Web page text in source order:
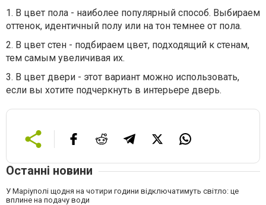
1. В цвет пола - наиболее популярный способ. Выбираем
оттенок, идентичный полу или на тон темнее от пола.
2. В цвет стен - подбираем цвет, подходящий к стенам,
тем самым увеличивая их.
3. В цвет двери - этот вариант можно использовать,
если вы хотите подчеркнуть в интерьере дверь.
Останні новини
У Маріуполі щодня на чотири години відключатимуть світло: це
вплине на подачу води